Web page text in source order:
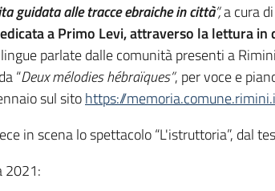
guidata alle tracce ebraiche in città”,a cura di
a Primo Levi, attraverso la lettura in
parlate dalle comunità presenti a
“Deux mélodies hébraïques”, per voce e
sul sitohttps://
in scena lo spettacolo “L'istruttoria”, dal
2021: